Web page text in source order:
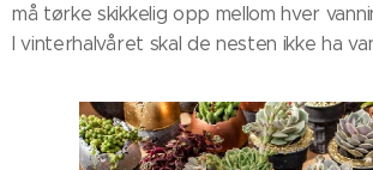
må tørke skikkelig opp mellom hver
I vinterhalvåret skal de nesten ikke ha